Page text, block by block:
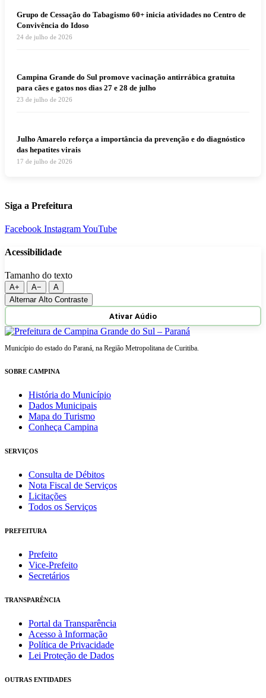
Grupo de Cessação do Tabagismo 60+ inicia atividades no Centro de
Convivência do Idoso
24 de julho de 2026
Campina Grande do Sul promove vacinação antirrábica gratuita
para cães e gatos nos dias 27 e 28 de julho
23 de julho de 2026
Julho Amarelo reforça a importância da prevenção e do diagnóstico
das hepatites virais
17 de julho de 2026
Siga a Prefeitura
Facebook InstagramYouTube
Acessibilidade
Tamanho do texto
A+ A−
A
Alternar Alto Contraste
Ativar Aúdio
Município do estado do Paraná, na Região Metropolitana de Curitiba.
SOBRE CAMPINA
História do Município
Dados Municipais
Mapa do Turismo
Conheça Campina
SERVIÇOS
Consulta de Débitos
Nota Fiscal de Serviços
Licitações
Todos os Serviços
PREFEITURA
Prefeito
Vice-Prefeito
Secretários
TRANSPARÊNCIA
Portal da Transparência
Acesso à Informação
Política de Privacidade
Lei Proteção de Dados
OUTRAS ENTIDADES